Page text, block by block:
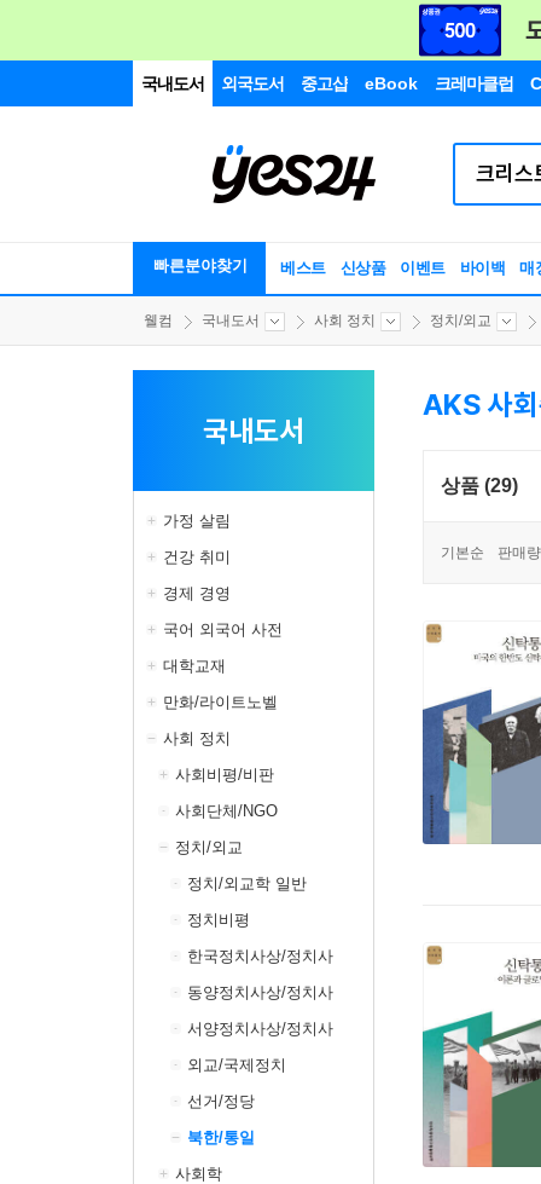
국내도서 외국도서 중고샵 eBook 크레마클럽
빠른분야찾기 베스트 신상품 이벤트 바이백 매
웰컴 국내도서 사회 정치 정치/외교
국내도서
가정 살림
건강 취미
경제 경영
국어 외국어 사전
대학교재
만화/라이트노벨
사회 정치
사회비평/비판
사회단체/NGO
정치/외교
정치/외교학 일반
정치비평
한국정치사상/정치사
동양정치사상/정치사
서양정치사상/정치사
외교/국제정치
선거/정당
북한/통일
사회학
AKS 사
상품 (29)
기본순 판매